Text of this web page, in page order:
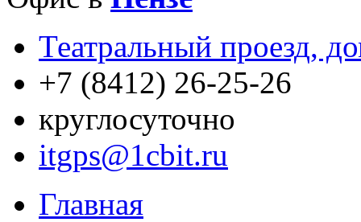
Театральный проезд,
+7 (8412) 26-25-26
круглосуточно
itgps@1cbit.ru
Главная